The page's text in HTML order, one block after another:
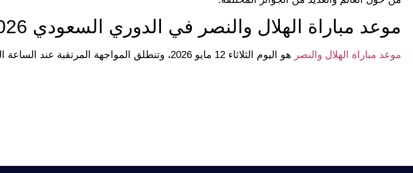
موعد مباراة الهلال والنصر في الدوري السعودي 2026
موعد مباراة الهلال والنصر هو اليوم الثلاثاء 12 مايو 2026، وتنطلق المواجهة المرتقبة عند الساعة التاسعة مساءً بتوقيت مكة المكرمة.